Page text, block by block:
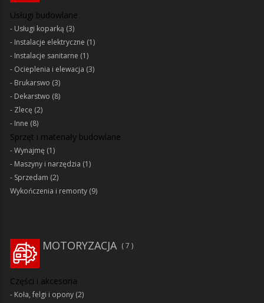
Usługi budowlane
Usługi koparką (3)
Instalacje elektryczne (1)
Instalacje sanitarne (1)
Ocieplenia i elewacja (3)
Brukarswo (3)
Dekarstwo (8)
Zlecę (2)
Inne (8)
Sprzęt i materiały budowlane
Wynajmę (1)
Maszyny i narzędzia (1)
Sprzedam (2)
Wykończenia i remonty (9)
MOTORYZACJA 7
Części i akcesoria
Koła, felgi i opony (2)